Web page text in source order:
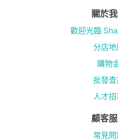
關於
歡迎光臨
分店地
購物
批發查
人才
顧客
常見問